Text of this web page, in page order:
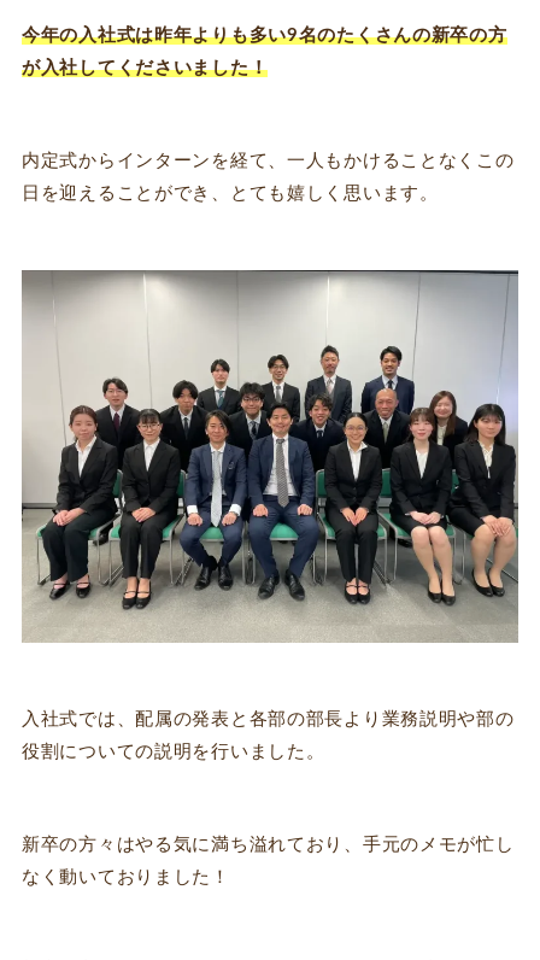
今年の入社式は昨年よりも多い9名のたくさんの新卒の方
が入社してくださいました！
内定式からインターンを経て、一人もかけることなくこの
日を迎えることができ、とても嬉しく思います。
入社式では、配属の発表と各部の部長より業務説明や部の
役割についての説明を行いました。
新卒の方々はやる気に満ち溢れており、手元のメモが忙し
なく動いておりました！